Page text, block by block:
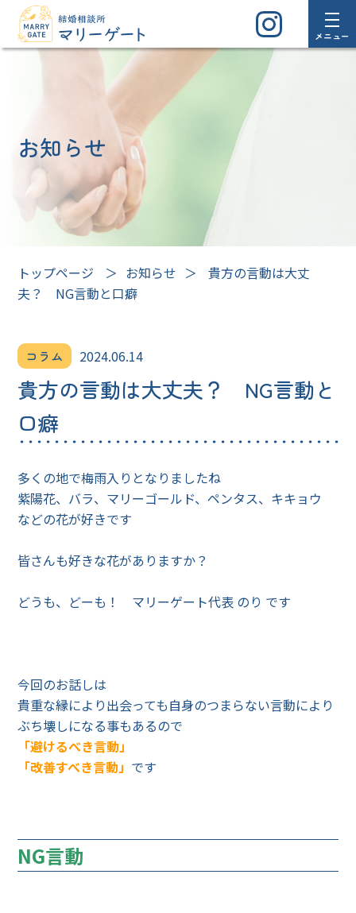
メニュー
お知らせ
トップページ ＞ お知らせ ＞
貴方の言動は大丈
夫？ NG言動と口癖
コラム 2024.06.14
貴方の言動は大丈夫？ NG言動と
口癖
多くの地で梅雨入りとなりましたね
紫陽花、バラ、マリーゴールド、ペンタス、キキョウ
などの花が好きです
皆さんも好きな花がありますか？
どうも、どーも！ マリーゲート代表 のり です
今回のお話しは
貴重な縁により出会っても自身のつまらない言動により
ぶち壊しになる事もあるので
「避けるべき言動」
「改善すべき言動」 です
NG言動